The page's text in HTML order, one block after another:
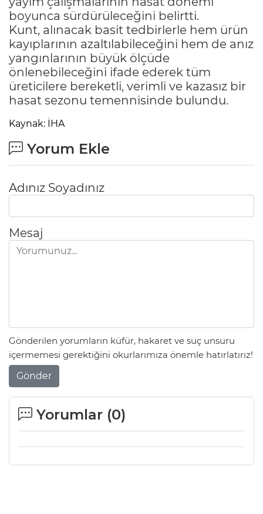
boyunca sürdürüleceğini belirtti.
Kunt, alınacak basit tedbirlerle hem ürün
kayıplarının azaltılabileceğini hem de anız
yangınlarının büyük ölçüde
önlenebileceğini ifade ederek tüm
üreticilere bereketli, verimli ve kazasız bir
hasat sezonu temennisinde bulundu.
Kaynak: İHA
Yorum Ekle
Adınız Soyadınız
Mesaj
Gönderilen yorumların küfür, hakaret ve suç unsuru
içermemesi gerektiğini okurlarımıza önemle hatırlatırız!
Gönder
Yorumlar (0)